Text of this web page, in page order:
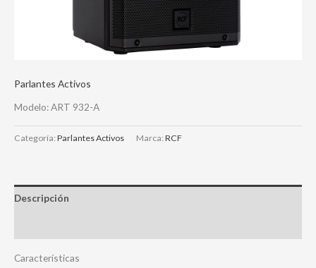
Parlantes Activos
Modelo: ART 932-A
Categoría: Parlantes Activos Marca: RCF
Descripción
Características